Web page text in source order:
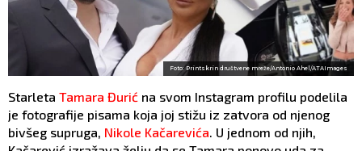
Foto: Printskrin društvene mreže/Antonio Ahel/ATAImages
Starleta Tamara Đurić na svom Instagram profilu podelila
je fotografije pisama koja joj stižu iz zatvora od njenog
bivšeg supruga, Nikole Kačarevića. U jednom od njih,